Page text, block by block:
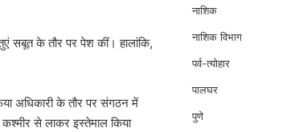
के तौर पर पेश कीं। हालांकि,
अधिकारी के तौर पर संगठन में
से लाकर इस्तेमाल किया
नाशिक
नाशिक विभाग
पर्व-त्योहार
पालघर
पुणे